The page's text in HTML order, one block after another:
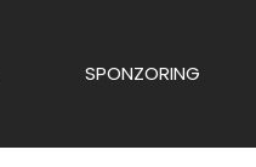
SPONZORING